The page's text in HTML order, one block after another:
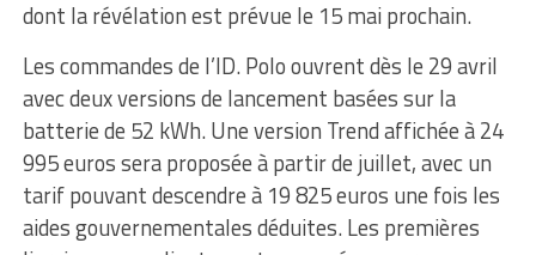
dont la révélation est prévue le 15 mai prochain.
Les commandes de l’ID. Polo ouvrent dès le 29 avril
avec deux versions de lancement basées sur la
batterie de 52 kWh. Une version Trend affichée à 24
995 euros sera proposée à partir de juillet, avec un
tarif pouvant descendre à 19 825 euros une fois les
aides gouvernementales déduites. Les premières